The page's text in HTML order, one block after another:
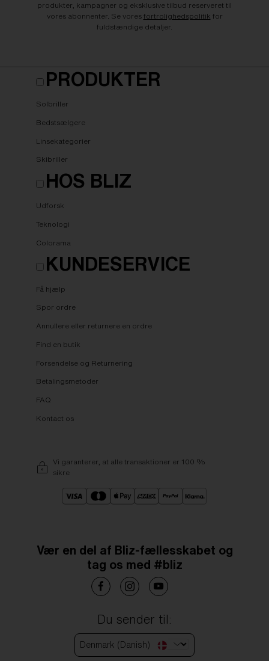
produkter, kampagner og eksklusive tilbud reserveret til
vores abonnenter. Se vores fortrolighedspolitik for
fuldstændige detaljer.
PRODUKTER
Solbriller
Bedstsælgere
Linsekategorier
Skibriller
HOS BLIZ
Udforsk
Teknologi
Colorama
KUNDESERVICE
Få hjælp
Spor ordre
Annullere eller returnere en ordre
Find en butik
Forsendelse og Returnering
Betalingsmetoder
FAQ
Kontact os
Vi garanterer, at alle transaktioner er 100 %
sikre
Vær en del af Bliz-fællesskabet og
tag os med #bliz
Du sender til:
Denmark (Danish)